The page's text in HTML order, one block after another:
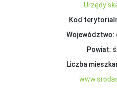
Urzędy
Kod
Województwo:
Powiat:
Liczba